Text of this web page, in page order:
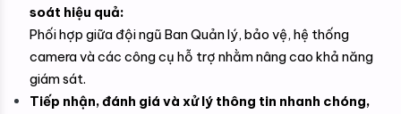
soát hiệu quả:
Phối hợp giữa đội ngũ Ban Quản lý, bảo vệ, hệ thống
camera và các công cụ hỗ trợ nhằm nâng cao khả năng
giám sát.
Tiếp nhận, đánh giá và xử lý thông tin nhanh chóng,